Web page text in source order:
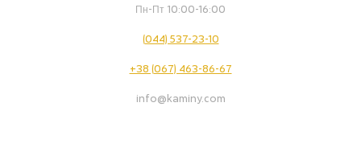
Пн-Пт 10:00-16:00
(044) 537-23-10
+38 (067) 463-86-67
info@kaminy.com